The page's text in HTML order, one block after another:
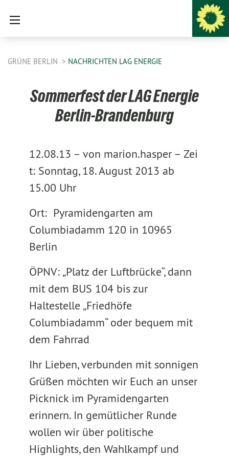
GRÜNE BERLIN NACHRICHTEN LAG ENERGIE
Sommerfest der LAG Energie
Berlin-Brandenburg
12.08.13 – von marion.hasper – Zei
t: Sonntag, 18. August 2013 ab
15.00 Uhr
Ort: Pyramidengarten am
Columbiadamm 120 in 10965
Berlin
ÖPNV: „Platz der Luftbrücke“, dann
mit dem BUS 104 bis zur
Haltestelle „Friedhöfe
Columbiadamm“ oder bequem mit
dem Fahrrad
Ihr Lieben, verbunden mit sonnigen
Grüßen möchten wir Euch an unser
Picknick im Pyramidengarten
erinnern. In gemütlicher Runde
wollen wir über politische
Highlights, den Wahlkampf und